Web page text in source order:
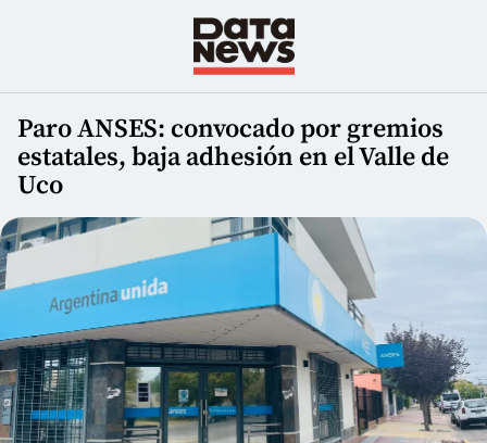
Paro ANSES: convocado por gremios
estatales, baja adhesión en el Valle de
Uco